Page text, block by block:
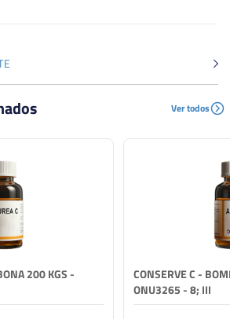
cosméticos. Preservante
indicado para cosméticos e
contra bactérias, fungos e
Ver todos
200 KGS -
CONSERVE C -
ONU3265 - 8; III